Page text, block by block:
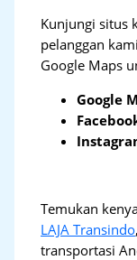
Kunjungi situs
pelanggan
Google Maps
Google
Temukan
LAJA Transindo
transportasi